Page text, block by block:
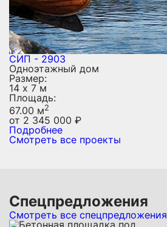
СИП - 2903
Одноэтажный дом
Размер:
14 х 7 м
Площадь:
67.00 м2
от 2 345 000 ₽
Подробнее
Смотреть все проекты
Спецпредложения
Смотреть все спецпредложения